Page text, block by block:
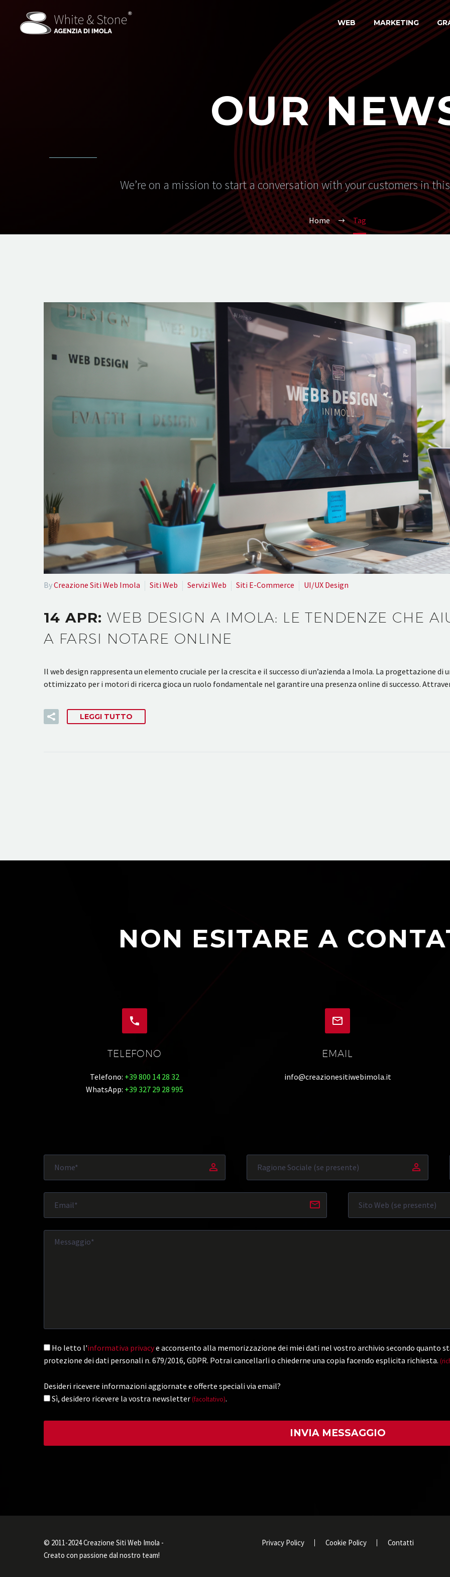
WEB MARKETING
OUR
We’re on a mission to start a conversation with your customers in
Home Tag
ByCreazione Siti Web Imola Siti Web Servizi Web Siti E-Commerce UI/UX Design
14 APR:WEB DESIGN A IMOLA: LE TENDENZE CHE
A FARSI NOTARE ONLINE
Il web design rappresenta un elemento cruciale per la crescita e il successo di un’azienda a Imola. La progettazione
ottimizzato per i motori di ricerca gioca un ruolo fondamentale nel garantire una presenza online di successo.
LEGGI TUTTO
NON ESITARE A


TELEFONO
Telefono: +39 800 14 28 32
WhatsApp: +39 327 29 28 995


EMAIL
info@creazionesitiwebimola.it
Ho letto l'informativa privacye acconsento alla memorizzazione dei miei dati nel vostro archivio secondo quanto
protezione dei dati personali n. 679/2016, GDPR. Potrai cancellarli o chiederne una copia facendo esplicita richiesta.
Desideri ricevere informazioni aggiornate e offerte speciali via email?
Sì, desidero ricevere la vostra newsletter (facoltativo).
Privacy Policy Cookie Policy Contatti
© 2011-2024 Creazione Siti Web Imola -
Creato con passione dal nostro team!